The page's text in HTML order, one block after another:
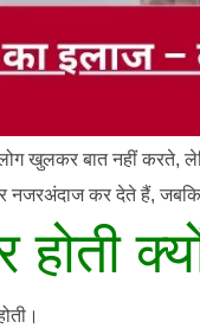
खुलकर बात नहीं करते,
कर देते हैं, जबकि